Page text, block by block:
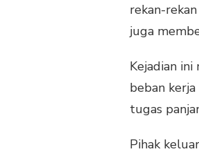
rekan-
juga
Kejadian
beban
tugas
Pihak